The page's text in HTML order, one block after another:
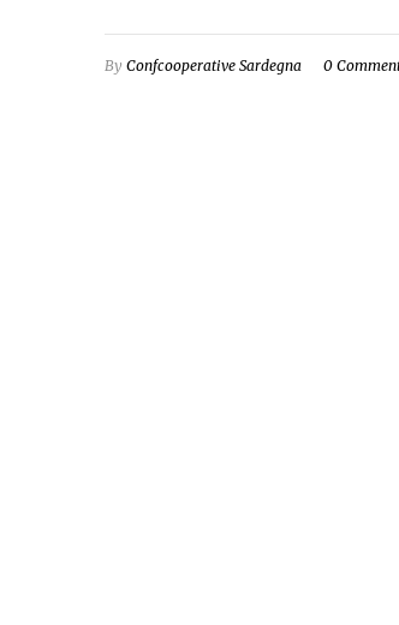
By Confcooperative Sardegna 0